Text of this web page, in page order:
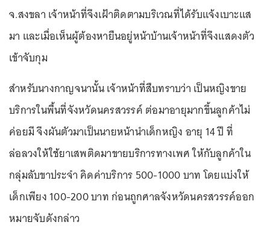
จ.สงขลา เจ้าหน้าที่จึงเฝ้าติดตามบริเวณที่ได้รับแจ้งเบาะแส
มา และเมื่อเห็นผู้ต้องหายืนอยู่หน้าบ้านเจ้าหน้าที่จึงแสดงตัว
เข้าจับกุม
สำหรับนางกาญจนานั้น เจ้าหน้าที่สืบทราบว่า เป็นหญิงขาย
บริการในพื้นที่จังหวัดนครสวรรค์ ต่อมาอายุมากขึ้นลูกค้าไม่
ค่อยมี จึงผันตัวมาเป็นนายหน้านำเด็กหญิง อายุ 14 ปี ที่
ล่อลวงให้ใช้ยาเสพติดมาขายบริการทางเพศ ให้กับลูกค้าใน
กลุ่มลับขาประจำ คิดค่าบริการ 500-1000 บาท โดยแบ่งให้
เด็กเพียง 100-200 บาท ก่อนถูกศาลจังหวัดนครสวรรค์ออก
หมายจับดังกล่าว